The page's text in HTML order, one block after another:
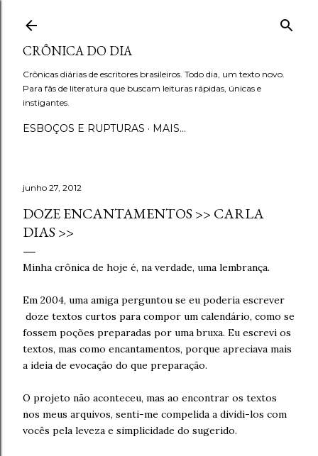
CRÔNICA DO DIA
Crônicas diárias de escritores brasileiros. Todo dia, um texto novo.
Para fãs de literatura que buscam leituras rápidas, únicas e
instigantes.
ESBOÇOS E RUPTURAS MAIS…
junho 27, 2012
DOZE ENCANTAMENTOS >> CARLA
DIAS >>
Minha crônica de hoje é, na verdade, uma lembrança.
Em 2004, uma amiga perguntou se eu poderia escrever
doze textos curtos para compor um calendário, como se
fossem poções preparadas por uma bruxa. Eu escrevi os
textos, mas como encantamentos, porque apreciava mais
a ideia de evocação do que preparação.
O projeto não aconteceu, mas ao encontrar os textos
nos meus arquivos, senti-me compelida a dividi-los com
vocês pela leveza e simplicidade do sugerido.